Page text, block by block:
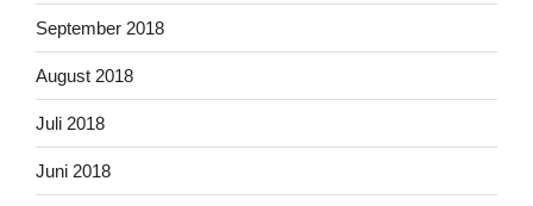
September 2018
August 2018
Juli 2018
Juni 2018